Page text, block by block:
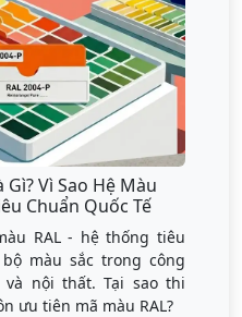
Gì? Vì Sao Hệ Màu
Chuẩn Quốc Tế
RAL - hệ thống tiêu
màu sắc trong công
và nội thất. Tại sao thi
ưu tiên mã màu RAL?